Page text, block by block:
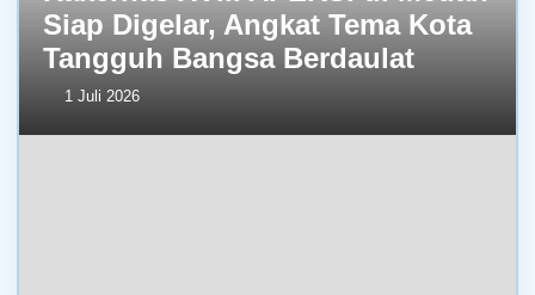
Siap Digelar, Angkat Tema Kota
Tangguh Bangsa Berdaulat
1 Juli 2026